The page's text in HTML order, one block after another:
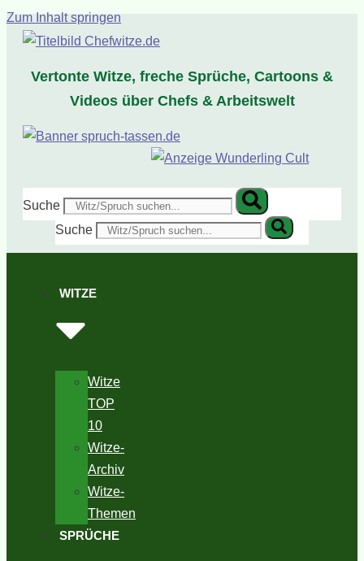
Zum Inhalt springen
Vertonte Witze, freche Sprüche, Cartoons &
Videos über Chefs & Arbeitswelt
Suche
Suche
WITZE
Witze
TOP
10
Witze-
Archiv
Witze-
Themen
SPRÜCHE